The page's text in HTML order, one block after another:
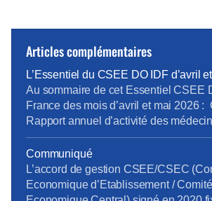
Articles complémentaires
L’Essentiel du CSEE DO IDF d’avril
Au sommaire de cet Essentiel CSEE
France des mois d’avril et mai 2026 :
Rapport annuel d’activité des
la DO IDF pour 2025 Bilan Plan de
des Compétences 2025 pour la DO
des comptes annuels du CSEE DO
Retour d’expérience sur le projet […]
Communiqué
L’accord de gestion CSEE/CSEC
Economique d’Etablissement /